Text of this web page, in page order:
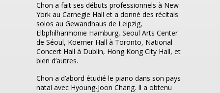
Chon a fait ses débuts professionnels à New
York au Carnegie Hall et a donné des récitals
solos au Gewandhaus de Leipzig,
Elbphilharmonie Hamburg, Seoul Arts Center
de Séoul, Koerner Hall à Toronto, National
Concert Hall à Dublin, Hong Kong City Hall, et
bien d’autres.
Chon a d’abord étudié le piano dans son pays
natal avec Hyoung-Joon Chang. Il a obtenu